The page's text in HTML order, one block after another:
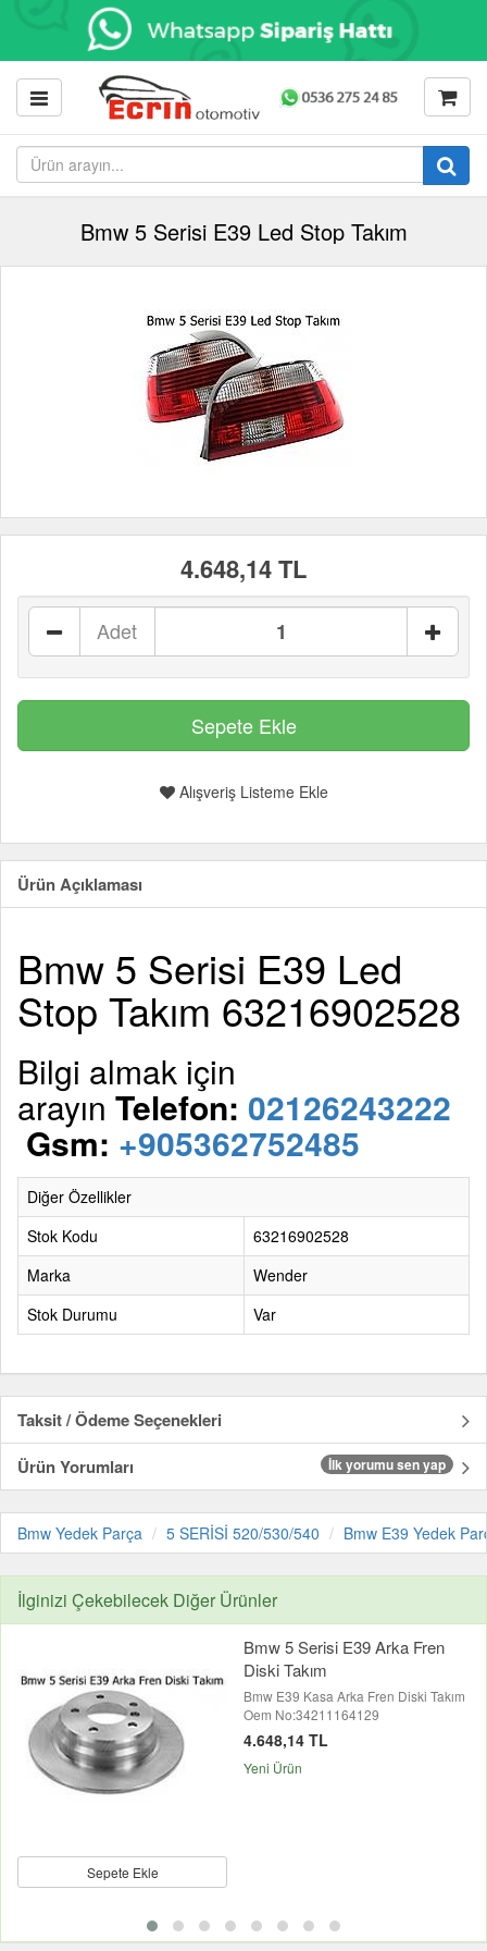
Bmw 5 Serisi E39 Led Stop Takım
4.648,14 TL
Adet
Alışveriş Listeme Ekle
Ürün Açıklaması
Bmw 5 Serisi E39 Led
Stop Takım 63216902528
Bilgi almak için
arayın Telefon: 02126243222
Gsm: +905362752485
Diğer Özellikler
Stok Kodu
63216902528
Marka
Wender
Stok Durumu
Var
Taksit / Ödeme Seçenekleri
Ürün Yorumları
İlk yorumu sen yap
Bmw Yedek Parça 5 SERİSİ 520/530/540 Bmw E39 Yedek
İlginizi Çekebilecek Diğer Ürünler
Sepete Ekle
Bmw 5 Serisi E39 Arka Fren
Diski Takım
Bmw E39 Kasa Arka Fren Diski Takım
Oem No:34211164129
4.648,14 TL
Yeni Ürün